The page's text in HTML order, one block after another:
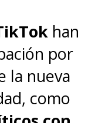
a los
de
a
una
han
por
la nueva
como